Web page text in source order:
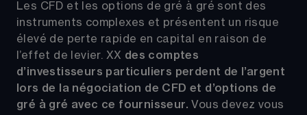
Les CFD et les options de gré à gré sont des
instruments complexes et présentent un risque
élevé de perte rapide en capital en raison de
l’effet de levier. XX des comptes
d’investisseurs particuliers perdent de l’argent
lors de la négociation de CFD et d’options de
gré à gré avec ce fournisseur. Vous devez vous